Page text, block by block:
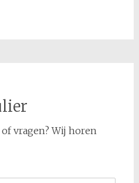
vragen? Wij horen